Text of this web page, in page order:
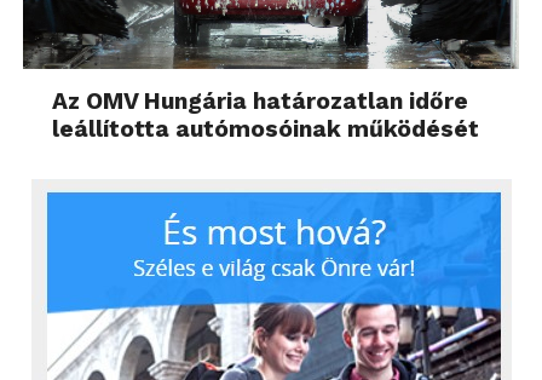
Az OMV Hungária határozatlan időre
leállította autómosóinak működését